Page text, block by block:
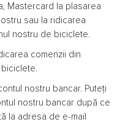
Mastercard la plasarea
sau la ridicarea
nostru de biciclete.
comenzii din
nostru bancar. Puteți
nostru bancar după ce
la adresa de e-mail